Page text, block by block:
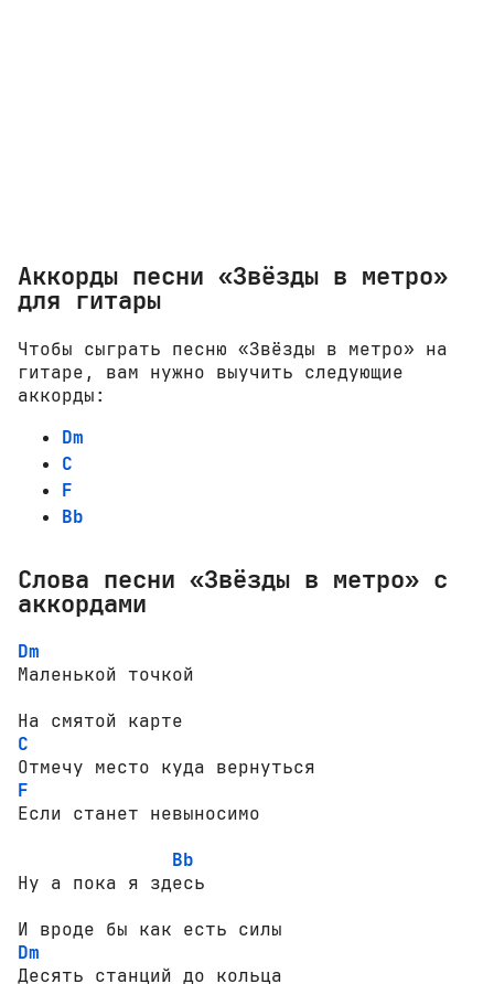
Аккорды песни «Звёзды в метро»
для гитары
Чтобы сыграть песню «Звёзды в метро» на
гитаре, вам нужно выучить следующие
аккорды:
Dm
C
F
Bb
Слова песни «Звёзды в метро» с
аккордами
Dm
Маленькой точкой
C
F
Если станет невыносимо
Bb
Ну а пока я здесь
Dm